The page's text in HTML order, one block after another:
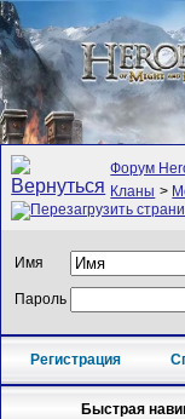
Форум
Кланы >
Имя
Пароль
Регистрация
Быстрая